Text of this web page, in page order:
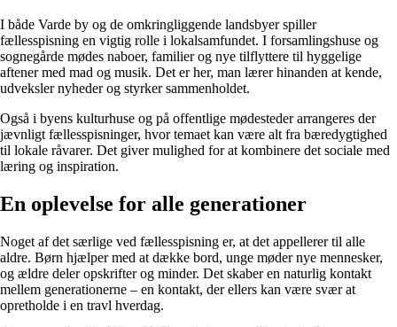
I både Varde by og de omkringliggende landsbyer spiller
fællesspisning en vigtig rolle i lokalsamfundet. I forsamlingshuse og
sognegårde mødes naboer, familier og nye tilflyttere til hyggelige
aftener med mad og musik. Det er her, man lærer hinanden at kende,
udveksler nyheder og styrker sammenholdet.
Også i byens kulturhuse og på offentlige mødesteder arrangeres der
jævnligt fællesspisninger, hvor temaet kan være alt fra bæredygtighed
til lokale råvarer. Det giver mulighed for at kombinere det sociale med
læring og inspiration.
En oplevelse for alle generationer
Noget af det særlige ved fællesspisning er, at det appellerer til alle
aldre. Børn hjælper med at dække bord, unge møder nye mennesker,
og ældre deler opskrifter og minder. Det skaber en naturlig kontakt
mellem generationerne – en kontakt, der ellers kan være svær at
opretholde i en travl hverdag.